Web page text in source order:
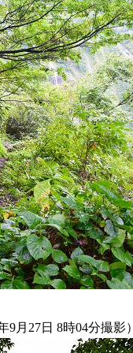
月27日 8時04分撮影）